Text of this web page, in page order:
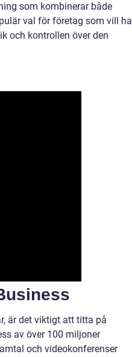
som kombinerar både
val för företag som vill ha
och kontrollen över den
är det viktigt att titta på
av över 100 miljoner
och videokonferenser